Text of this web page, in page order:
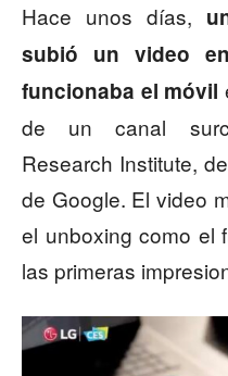
Hace unos días,
subió un video
funcionaba el móvil
de un canal
Research Institute,
de Google. El video
el unboxing como el
las primeras